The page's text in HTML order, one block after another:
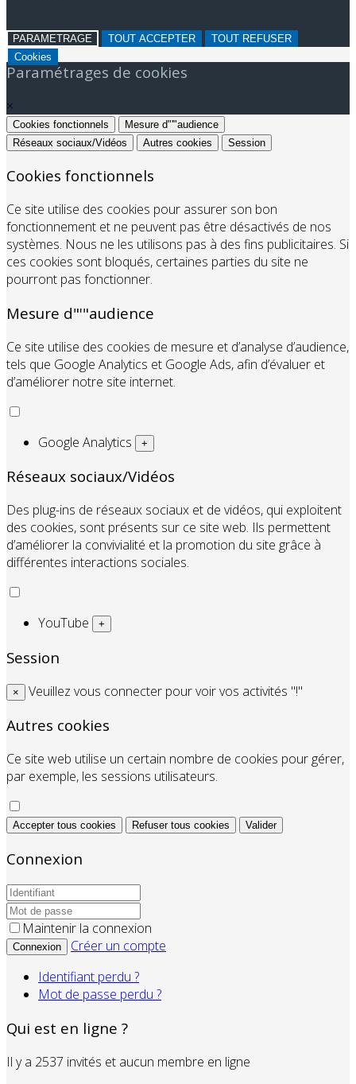
PARAMETRAGE TOUT ACCEPTER
TOUT REFUSER
Cookies
Paramétrages de cookies
×
Cookies fonctionnels
Mesure d"'"audience
Réseaux sociaux/Vidéos
Autres cookies Session
Cookies fonctionnels
Ce site utilise des cookies pour assurer son bon
fonctionnement et ne peuvent pas être désactivés de nos
systèmes. Nous ne les utilisons pas à des fins publicitaires. Si
ces cookies sont bloqués, certaines parties du site ne
pourront pas fonctionner.
Mesure d"'"audience
Ce site utilise des cookies de mesure et d’analyse d’audience,
tels que Google Analytics et Google Ads, afin d’évaluer et
d’améliorer notre site internet.
Google Analytics +
Réseaux sociaux/Vidéos
Des plug-ins de réseaux sociaux et de vidéos, qui exploitent
des cookies, sont présents sur ce site web. Ils permettent
d’améliorer la convivialité et la promotion du site grâce à
différentes interactions sociales.
YouTube +
Session
× Veuillez vous connecter pour voir vos activités "!"
Autres cookies
Ce site web utilise un certain nombre de cookies pour gérer,
par exemple, les sessions utilisateurs.
Accepter tous cookies Refuser tous cookies Valider
Connexion
Maintenir la connexion
Connexion
Créer un compte
Identifiant perdu ?
Mot de passe perdu ?
Qui est en ligne ?
Il y a 2537 invités et aucun membre en ligne